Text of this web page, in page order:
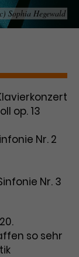
die
Die
in
der sie
und
Sophia Hegewald
op. 13
Nr. 2
Nr. 3
so sehr